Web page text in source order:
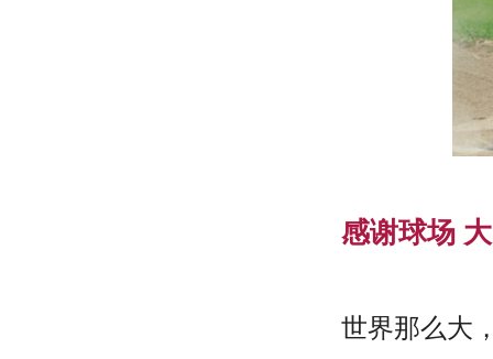
感谢球场
世界那么大